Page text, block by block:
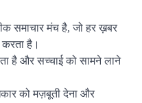
समाचार मंच है, जो हर ख़बर
है।
है और सच्चाई को सामने लाने
को मज़बूती देना और